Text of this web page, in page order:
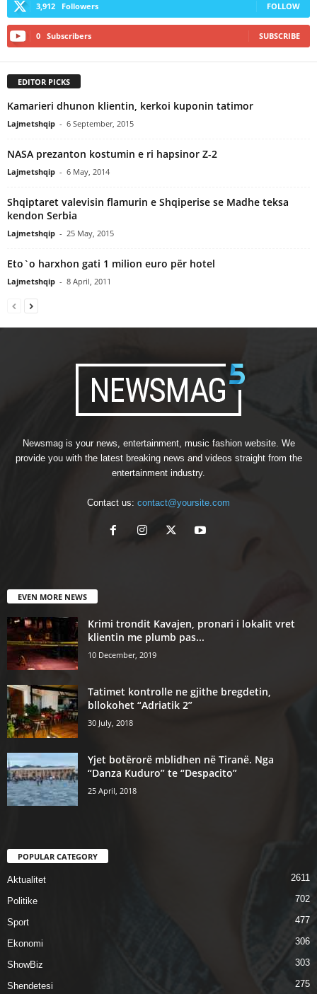
3,912 Followers FOLLOW
0 Subscribers SUBSCRIBE
EDITOR PICKS
Kamarieri dhunon klientin, kerkoi kuponin tatimor
Lajmetshqip - 6 September, 2015
NASA prezanton kostumin e ri hapsinor Z-2
Lajmetshqip - 6 May, 2014
Shqiptaret valevisin flamurin e Shqiperise se Madhe teksa
kendon Serbia
Lajmetshqip - 25 May, 2015
Eto`o harxhon gati 1 milion euro për hotel
Lajmetshqip - 8 April, 2011
Newsmag is your news, entertainment, music fashion website. We
provide you with the latest breaking news and videos straight from the
entertainment industry.
Contact us: contact@yoursite.com
EVEN MORE NEWS
Krimi trondit Kavajen, pronari i lokalit vret
klientin me plumb pas...
10 December, 2019
Tatimet kontrolle ne gjithe bregdetin,
bllokohet “Adriatik 2”
30 July, 2018
Yjet botërorë mblidhen në Tiranë. Nga
“Danza Kuduro” te “Despacito”
25 April, 2018
POPULAR CATEGORY
Aktualitet 2611
Politike 702
Sport 477
Ekonomi 306
ShowBiz 303
Shendetesi 275